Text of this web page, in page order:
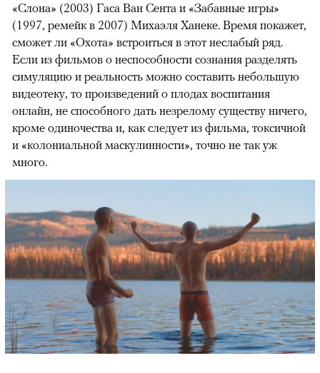
«Слона» (2003) Гаса Ван Сента и «Забавные игры»
(1997, ремейк в 2007) Михаэля Ханеке. Время покажет,
сможет ли «Охота» встроиться в этот неслабый ряд.
Если из фильмов о неспособности сознания разделять
симуляцию и реальность можно составить небольшую
видеотеку, то произведений о плодах воспитания
онлайн, не способного дать незрелому существу ничего,
кроме одиночества и, как следует из фильма, токсичной
и «колониальной маскулинности», точно не так уж
много.